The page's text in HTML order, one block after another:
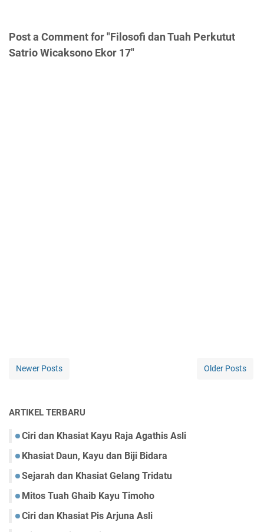
Post a Comment for "Filosofi dan Tuah Perkutut
Satrio Wicaksono Ekor 17"
Newer Posts Older Posts
ARTIKEL TERBARU
Ciri dan Khasiat Kayu Raja Agathis Asli
Khasiat Daun, Kayu dan Biji Bidara
Sejarah dan Khasiat Gelang Tridatu
Mitos Tuah Ghaib Kayu Timoho
Ciri dan Khasiat Pis Arjuna Asli